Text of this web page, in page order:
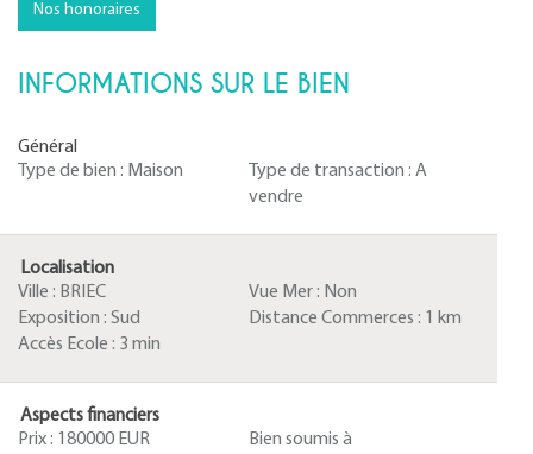
Nos honoraires
INFORMATIONS SUR LE BIEN
Général
Type de bien : Maison Type de transaction : A
vendre
Localisation
Ville : BRIEC Vue Mer : Non
Exposition : Sud Distance Commerces : 1 km
Accès Ecole : 3 min
Aspects financiers
Prix : 180000 EUR
Bien soumis à